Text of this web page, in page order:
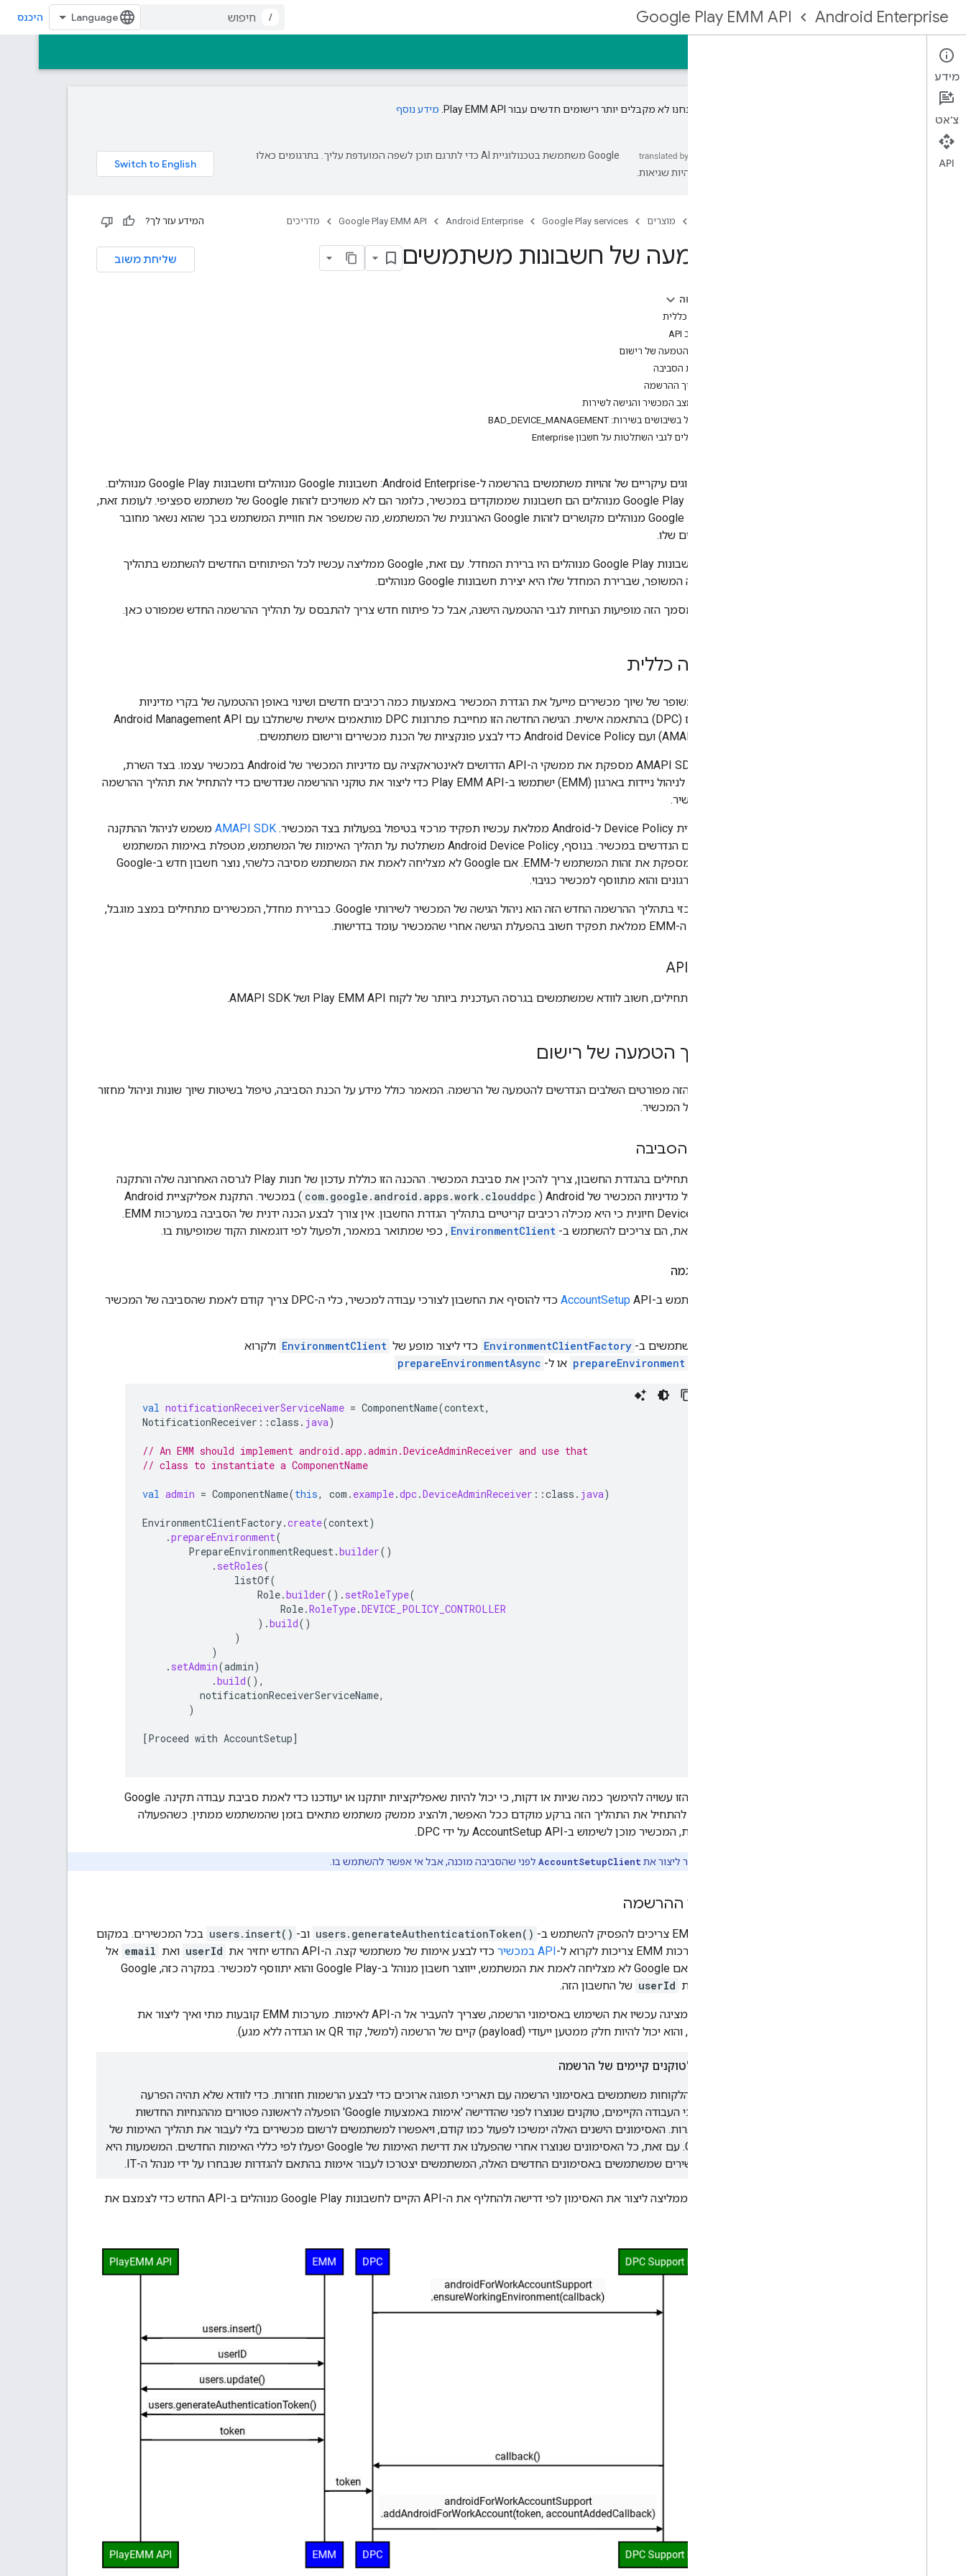
Android Enterprise
Google Play EMM API
/ היכנס
הרשמה לקהילת EMM
אנחנו לא מקבלים יותר רישומים חדשים עבור Play EMM API. מידע נוסף
‫Google משתמשת בטכנולוגיית AI כדי לתרגם תוכן לשפה המועדפת עליך. בתרגומים כאלו
עשויות להיות שגיאות.
מוצרים Google Play services
Android Enterprise
Google Play EMM API מדריכים המידע עזר לך?
שליחת משוב הטמעה של חשבונות משתמשים
בדף הזה
סקירה כללית
שילוב API
מדריך הטמעה של רישום
הכנת הסביבה
תהליך ההרשמה
ניהול מצב המכשיר והגישה לשירות
טיפול בשיבושים בשירות: BAD_DEVICE_MANAGEMENT
שיקולים לגבי השתלטות על חשבון Enterprise
יש שני סוגים עיקריים של זהויות משתמשים בהרשמה ל-Android Enterprise: חשבונות Google מנוהלים וחשבונות Google Play מנוהלים.
חשבונות Google Play מנוהלים הם חשבונות שממוקדים במכשיר, כלומר הם לא משויכים לזהות Google של משתמש ספציפי. לעומת זאת,
חשבונות Google מנוהלים מקושרים לזהות Google הארגונית של המשתמש, מה שמשפר את חוויית המשתמש בכך שהוא נשאר מחובר
במכשירים שלו.
בעבר, חשבונות Google Play מנוהלים היו ברירת המחדל. עם זאת, Google ממליצה עכשיו לכל הפיתוחים החדשים להשתמש בתהליך
ההרשמה המשופר, שברירת המחדל שלו היא יצירת חשבונות Google מנוהלים.
בסוף המסמך הזה מופיעות הנחיות לגבי ההטמעה הישנה, אבל כל פיתוח חדש צריך להתבסס על תהליך ההרשמה החדש שמפורט כאן.
סקירה כללית
תהליך משופר של שיוך מכשירים מייעל את הגדרת המכשיר באמצעות כמה רכיבים חדשים ושינוי באופן ההטמעה של בקרי מדיניות
מכשירים (DPC) בהתאמה אישית. הגישה החדשה הזו מחייבת פתרונות DPC מותאמים אישית שישתלבו עם Android Management API
(AMAPI) SDK ועם Android Device Policy כדי לבצע פונקציות של הכנת מכשירים ורישום משתמשים.
ערכת AMAPI SDK מספקת את ממשקי ה-API הדרושים לאינטראקציה עם מדיניות המכשיר של Android במכשיר עצמו. בצד השרת,
פתרונות לניהול ניידות בארגון (EMM) ישתמשו ב-Play EMM API כדי ליצור את טוקני ההרשמה שנדרשים כדי להתחיל את תהליך ההרשמה
של המכשיר.
אפליקציית Device Policy ל-Android ממלאת עכשיו תפקיד מרכזי בטיפול בפעולות בצד המכשיר. ‫ AMAPI SDK משמש לניהול ההתקנה
והעדכונים הנדרשים במכשיר. בנוסף, Android Device Policy משתלטת על תהליך האימות של המשתמש, מטפלת באימות המשתמש
ישירות ומספקת את זהות המשתמש ל-EMM. אם Google לא מצליחה לאמת את המשתמש מסיבה כלשהי, נוצר חשבון חדש ב-Google
חלק מרכזי בתהליך ההרשמה החדש הזה הוא ניהול הגישה של המכשיר לשירותי Google. כברירת מחדל, המכשירים מתחילים במצב מוגבל,
ומערכת ה-EMM ממלאת תפקיד חשוב בהפעלת הגישה אחרי שהמכשיר עומד בדרישות.
לפני שמתחילים, חשוב לוודא שמשתמשים בגרסה העדכנית ביותר של לקוח Play EMM API ושל AMAPI SDK.
מדריך הטמעה של רישום
במדריך הזה מפורטים השלבים הנדרשים להטמעה של הרשמה. המאמר כולל מידע על הכנת הסביבה, טיפול בשיטות שיוך שונות וניהול מחזור
החיים של המכשיר.
הכנת הסביבה
לפני שמתחילים בהגדרת החשבון, צריך להכין את סביבת המכשיר. ההכנה הזו כוללת עדכון של חנות Play לגרסה האחרונה שלה והתקנה
שקטה של מדיניות המכשיר של Android‏ (
com.google.android.apps.work.clouddpc
) במכשיר. התקנת אפליקציית Android
Device Policy חיונית כי היא מכילה רכיבים קריטיים בתהליך הגדרת החשבון. אין צורך לבצע הכנה ידנית של הסביבה במערכות EMM.
במקום זאת, הם צריכים להשתמש ב- EnvironmentClient , כפי שמתואר במאמר, ולפעול לפי דוגמאות הקוד שמופיעות בו.
קוד לדוגמה
כדי להשתמש ב-API‏ AccountSetup
כדי להוסיף את החשבון לצורכי עבודה למכשיר, כלי ה-DPC צריך קודם לאמת שהסביבה של המכשיר
משתמשים ב- EnvironmentClientFactory כדי ליצור מופע של EnvironmentClient ולקרוא
prepareEnvironment או ל- prepareEnvironmentAsync
val notificationReceiverServiceName = ComponentName(context,
NotificationReceiver ::class . java)
// An EMM should implement android.app.admin.DeviceAdminReceiver and use that
// class to instantiate a ComponentName
val admin = ComponentName(this, com . example.dpc.DeviceAdminReceiver ::class . java)
EnvironmentClientFactory.create(context)
.prepareEnvironment(
PrepareEnvironmentRequest.builder()
. setRoles(
listOf(
Role.builder(). setRoleType(
Role.RoleType.DEVICE_POLICY_CONTROLLER
).build()
)
)
. setAdmin(admin)
.build(),
notificationReceiverServiceName,
)
[Proceed with AccountSetup]
הפעולה הזו עשויה להימשך כמה שניות או דקות, כי יכול להיות שאפליקציות יותקנו או יעודכנו כדי לאמת סביבת עבודה תקינה. ‫Google
ממליצה להתחיל את התהליך הזה ברקע מוקדם ככל האפשר, ולהציג ממשק משתמש מתאים בזמן שהמשתמש ממתין. כשהפעולה
מסתיימת, המכשיר מוכן לשימוש ב-AccountSetup API על ידי DPC.
אפשר ליצור את AccountSetupClient לפני שהסביבה מוכנה, אבל אי אפשר להשתמש בו.
תהליך ההרשמה
users.generateAuthenticationToken() וב- users.insert() בכל המכשירים. במקום
זאת, מערכות EMM צריכות לקרוא ל-
API במכשיר כדי לבצע אימות של משתמשי קצה. ה-API החדש יחזיר את userId ואת email אל
ה-DPC. אם Google לא מצליחה לאמת את המשתמש, ייווצר חשבון מנוהל ב-Google Play והוא יתווסף למכשיר. במקרה כזה, Google
תחזיר את userId של החשבון הזה.
‫Google מציגה עכשיו את השימוש באסימוני הרשמה, שצריך להעביר אל ה-API לאימות. מערכות EMM קובעות מתי ואיך ליצור את
האסימון, והוא יכול להיות חלק ממטען ייעודי (payload) קיים של הרשמה (למשל, קוד QR או הגדרה ללא מגע).
פטור לטוקנים קיימים של הרשמה
חלק מהלקוחות משתמשים באסימוני הרשמה עם תאריכי תפוגה ארוכים כדי לבצע הרשמות חוזרות. כדי לוודא שלא תהיה הפרעה
לתהליכי העבודה הקיימים, טוקנים שנוצרו לפני שהדרישה 'אימות באמצעות Google' הופעלה לראשונה פטורים מההנחיות החדשות
להתחברות. האסימונים הישנים האלה ימשיכו לפעול כמו קודם, ויאפשרו למשתמשים לרשום מכשירים בלי לעבור את תהליך האימות של
Google. עם זאת, כל האסימונים שנוצרו אחרי שהפעלנו את דרישת האימות של Google יפעלו לפי כללי האימות החדשים. המשמעות היא
שבמכשירים שמשתמשים באסימונים החדשים האלה, המשתמשים יצטרכו לעבור אימות בהתאם להגדרות שנבחרו על ידי מנהל ה-IT.
‫Google ממליצה ליצור את האסימון לפי דרישה ולהחליף את ה-API הקיים לחשבונות Google Play מנוהלים ב-API החדש כדי לצמצם את
מידע
צ'אט
API